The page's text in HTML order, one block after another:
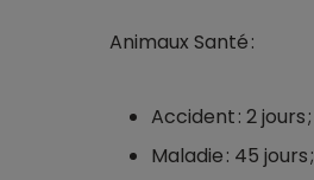
Animaux Santé :
Accident : 2 jours ;
Maladie : 45 jours ;